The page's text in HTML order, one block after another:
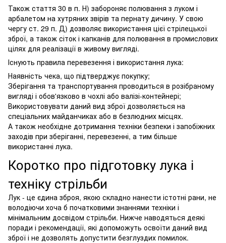
Також стаття 30 в п. Н) забороняє полювання з луком і
арбалетом на хутряних звірів та пернату дичину. У свою
чергу ст. 29 п. Д) дозволяє використання цієї стрілецької
зброї, а також сіток і капканів для полювання в промислових
цілях для реалізації в живому вигляді.
Існують правила перевезення і використання лука:
Наявність чека, що підтверджує покупку;
Зберігання та транспортування проводиться в розібраному
вигляді і обов'язково в чохлі або валізі-контейнері;
Використовувати даний вид зброї дозволяється на
спеціальних майданчиках або в безлюдних місцях.
А також необхідне дотримання техніки безпеки і запобіжних
заходів при зберіганні, перевезенні, а тим більше
використанні лука.
Коротко про підготовку лука і
техніку стрільби
Лук - це єдина зброя, якою складно нанести істотні рани, не
володіючи хоча б початковими знаннями техніки і
мінімальним досвідом стрільби. Нижче наводяться деякі
поради і рекомендації, які допоможуть освоїти даний вид
зброї і не дозволять допустити безглуздих помилок.